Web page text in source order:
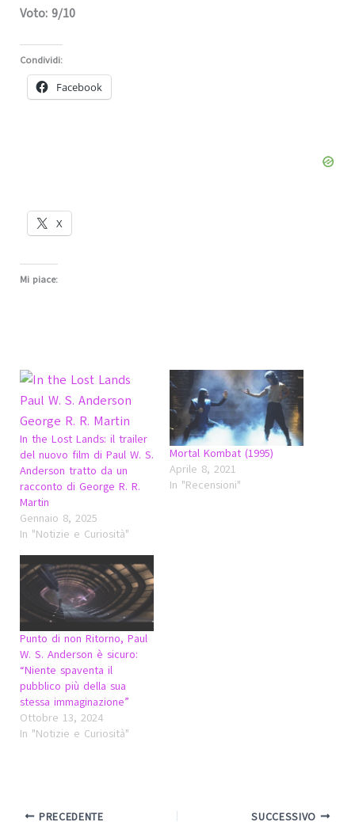
Voto: 9/10
Condividi:
Facebook
X
Mi piace:
In the Lost Lands: il trailer
del nuovo film di Paul W. S.
Anderson tratto da un
racconto di George R. R.
Martin
Gennaio 8, 2025
In "Notizie e Curiosità"
Mortal Kombat (1995)
Aprile 8, 2021
In "Recensioni"
Punto di non Ritorno, Paul
W. S. Anderson è sicuro:
“Niente spaventa il
pubblico più della sua
stessa immaginazione”
Ottobre 13, 2024
In "Notizie e Curiosità"
PRECEDENTE SUCCESSIVO